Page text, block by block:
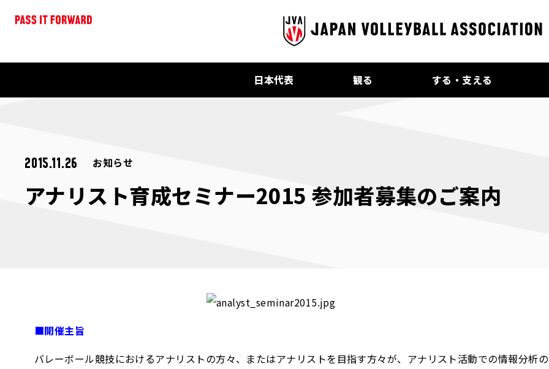
日本代表 観る する・支える
2015.11.26 お知らせ
アナリスト育成セミナー2015 参加者募集のご案内
■開催主旨
バレーボール競技におけるアナリストの方々、またはアナリストを目指す方々が、アナリスト活動での情報分析